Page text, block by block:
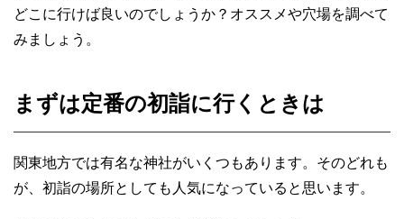
どこに行けば良いのでしょうか？オススメや穴場を調べて
みましょう。
まずは定番の初詣に行くときは
関東地方では有名な神社がいくつもあります。そのどれも
が、初詣の場所としても人気になっていると思います。